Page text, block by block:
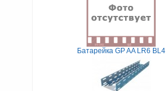
Батарейка GP AA LR6 BL4